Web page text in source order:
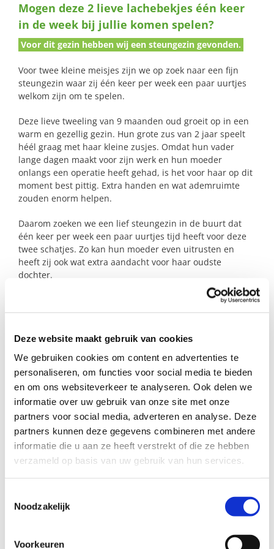
Deze website maakt gebruik van cookies
We gebruiken cookies om content en advertenties te
personaliseren, om functies voor social media te bieden
en om ons websiteverkeer te analyseren. Ook delen we
informatie over uw gebruik van onze site met onze
partners voor social media, adverteren en analyse. Deze
partners kunnen deze gegevens combineren met andere
informatie die u aan ze heeft verstrekt of die ze hebben
verzameld op basis van uw gebruik van hun services.
Noodzakelijk
Voorkeuren
naar:
Mogen deze 2 lieve lachebekjes één keer
in de week bij jullie komen spelen?
Voor dit gezin hebben wij een steungezin gevonden.
Voor twee kleine meisjes zijn we op zoek naar een fijn
steungezin waar zij één keer per week een paar uurtjes
welkom zijn om te spelen.
Deze lieve tweeling van 9 maanden oud groeit op in een
warm en gezellig gezin. Hun grote zus van 2 jaar speelt
héél graag met haar kleine zusjes. Omdat hun vader
lange dagen maakt voor zijn werk en hun moeder
onlangs een operatie heeft gehad, is het voor haar op dit
moment best pittig. Extra handen en wat ademruimte
zouden enorm helpen.
Daarom zoeken we een lief steungezin in de buurt dat
één keer per week een paar uurtjes tijd heeft voor deze
twee schatjes. Zo kan hun moeder even uitrusten en
heeft zij ook wat extra aandacht voor haar oudste
dochter.
Denk jij nu: dat lijkt me leuk! Of ken je iemand die dit zou
willen betekenen voor dit gezin? Meld je dan bij mij. Ik
mogelijk is.
Profiel steungezin
Wij zoeken een steungezin in de gemeente
Beesel:
Waar deze 2 meisjes welkom zijn op
dinsdag of donderdag;
Wil je meer informatie?